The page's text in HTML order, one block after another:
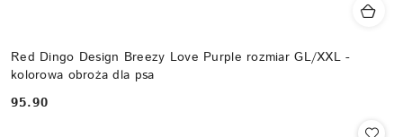
Red Dingo Design Breezy Love Purple rozmiar GL/XXL -
kolorowa obroża dla psa
Cena:
95.90